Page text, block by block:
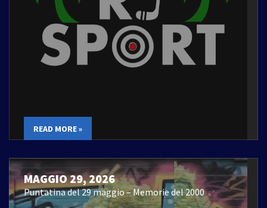
READ MORE »
MAGGIO 29, 2026
Puntatina del 29 maggio – Memorie del 2000